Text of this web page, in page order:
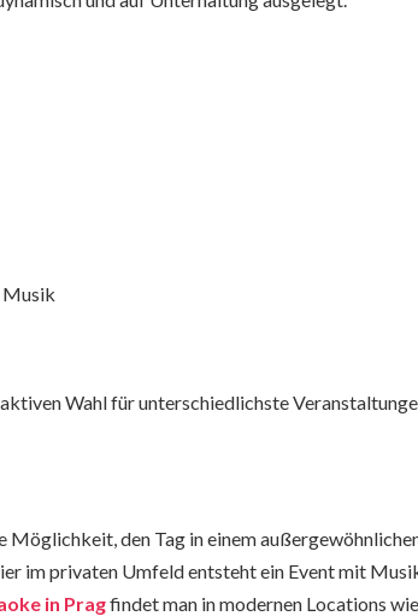
Musik
Wahl für unterschiedlichste
den Tag in einem
im privaten Umfeld entsteht ein Event mit
in Pragfindet man in modernen Locations